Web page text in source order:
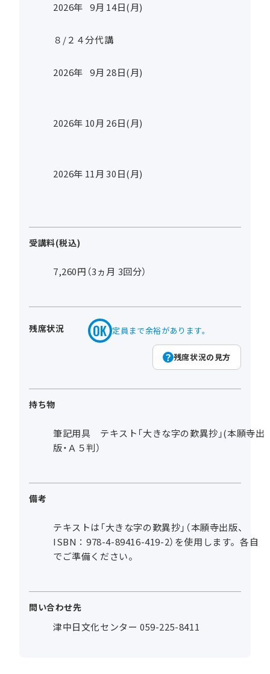
2026年 9月 14日(月)
８/２４分代講
2026年 9月 28日(月)
2026年 10月 26日(月)
2026年 11月 30日(月)
受講料(税込)
7,260円（3ヵ月 3回分）
残席状況 定員まで余裕があります。
残席状況の見方
持ち物
筆記用具 テキスト「大きな字の歎異抄」(本願寺出
版・Ａ５判）
備考
テキストは「大きな字の歎異抄」（本願寺出版、
ISBN：978-4-89416-419-2）を使用します。各自
でご準備ください。
問い合わせ先
津中日文化センター 059-225-8411